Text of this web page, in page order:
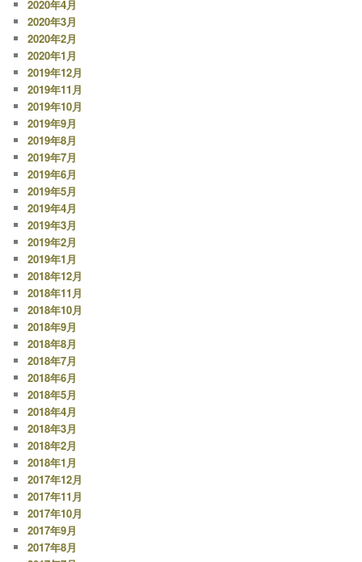
2020年4月
2020年3月
2020年2月
2020年1月
2019年12月
2019年11月
2019年10月
2019年9月
2019年8月
2019年7月
2019年6月
2019年5月
2019年4月
2019年3月
2019年2月
2019年1月
2018年12月
2018年11月
2018年10月
2018年9月
2018年8月
2018年7月
2018年6月
2018年5月
2018年4月
2018年3月
2018年2月
2018年1月
2017年12月
2017年11月
2017年10月
2017年9月
2017年8月